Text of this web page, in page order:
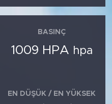
BASINÇ
1009 HPA hpa
EN DÜŞÜK / EN YÜKSEK